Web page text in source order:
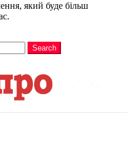
який буде більш
Search